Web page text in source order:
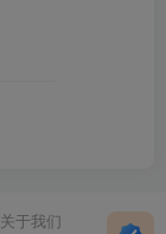
关于我们